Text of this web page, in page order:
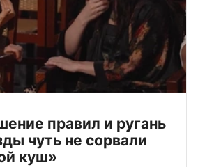
правил и ругань
чуть не сорвали
куш»